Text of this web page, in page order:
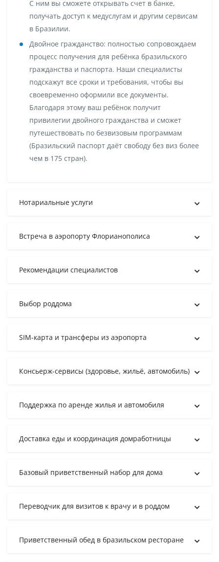
С ним вы сможете открывать счет в банке,
получать доступ к медуслугам и другим сервисам
в Бразилии.
Двойное гражданство: полностью сопровождаем
процесс получения для ребёнка бразильского
гражданства и паспорта. Наши специалисты
подскажут все сроки и требования, чтобы вы
своевременно оформили все документы.
Благодаря этому ваш ребёнок получит
привилегии двойного гражданства и сможет
путешествовать по безвизовым программам
(Бразильский паспорт даёт свободу без виз более
чем в 175 стран).
Нотариальные услуги
Встреча в аэропорту Флорианополиса
Рекомендации специалистов
Выбор роддома
SIM-карта и трансферы из аэропорта
Консьерж-сервисы (здоровье, жильё, автомобиль)
Поддержка по аренде жилья и автомобиля
Доставка еды и координация домработницы
Базовый приветственный набор для дома
Переводчик для визитов к врачу и в роддом
Приветственный обед в бразильском ресторане